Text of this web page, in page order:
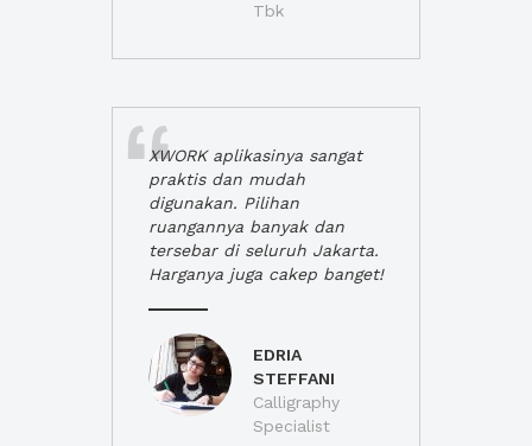
Tbk
XWORK aplikasinya sangat
praktis dan mudah
digunakan. Pilihan
ruangannya banyak dan
tersebar di seluruh Jakarta.
Harganya juga cakep banget!
EDRIA
STEFFANI
Calligraphy
Specialist